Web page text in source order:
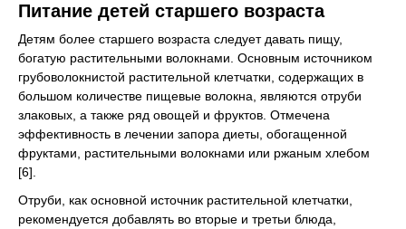
Питание детей старшего возраста
Детям более старшего возраста следует давать пищу,
богатую растительными волокнами. Основным источником
грубоволокнистой растительной клетчатки, содержащих в
большом количестве пищевые волокна, являются отруби
злаковых, а также ряд овощей и фруктов. Отмечена
эффективность в лечении запора диеты, обогащенной
фруктами, растительными волокнами или ржаным хлебом
[6].
Отруби, как основной источник растительной клетчатки,
рекомендуется добавлять во вторые и третьи блюда,